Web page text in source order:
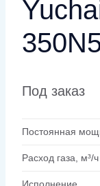
Под заказ
Постоянная
Расход газа, м³/ч